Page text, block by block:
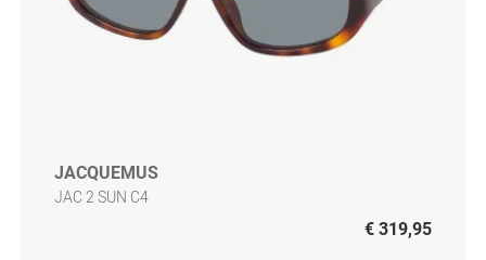
JACQUEMUS
JAC 2 SUN C4
€ 319,95